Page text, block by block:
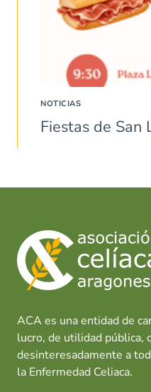
NOTICIAS
Fiestas de San
ACA es una entidad de
lucro, de utilidad pública,
desinteresadamente a
la Enfermedad Celiaca.